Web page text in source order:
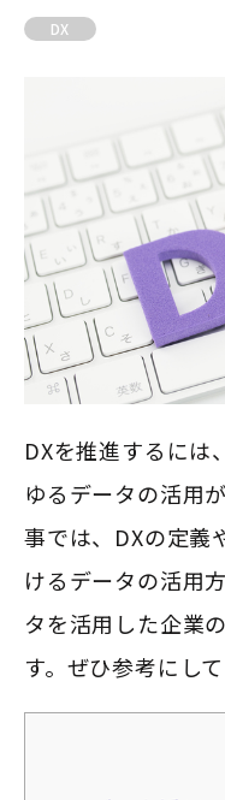
DX
DXを推進するには
ゆるデータの活用
事では、DXの定義
けるデータの活用
タを活用した企業
す。ぜひ参考にして